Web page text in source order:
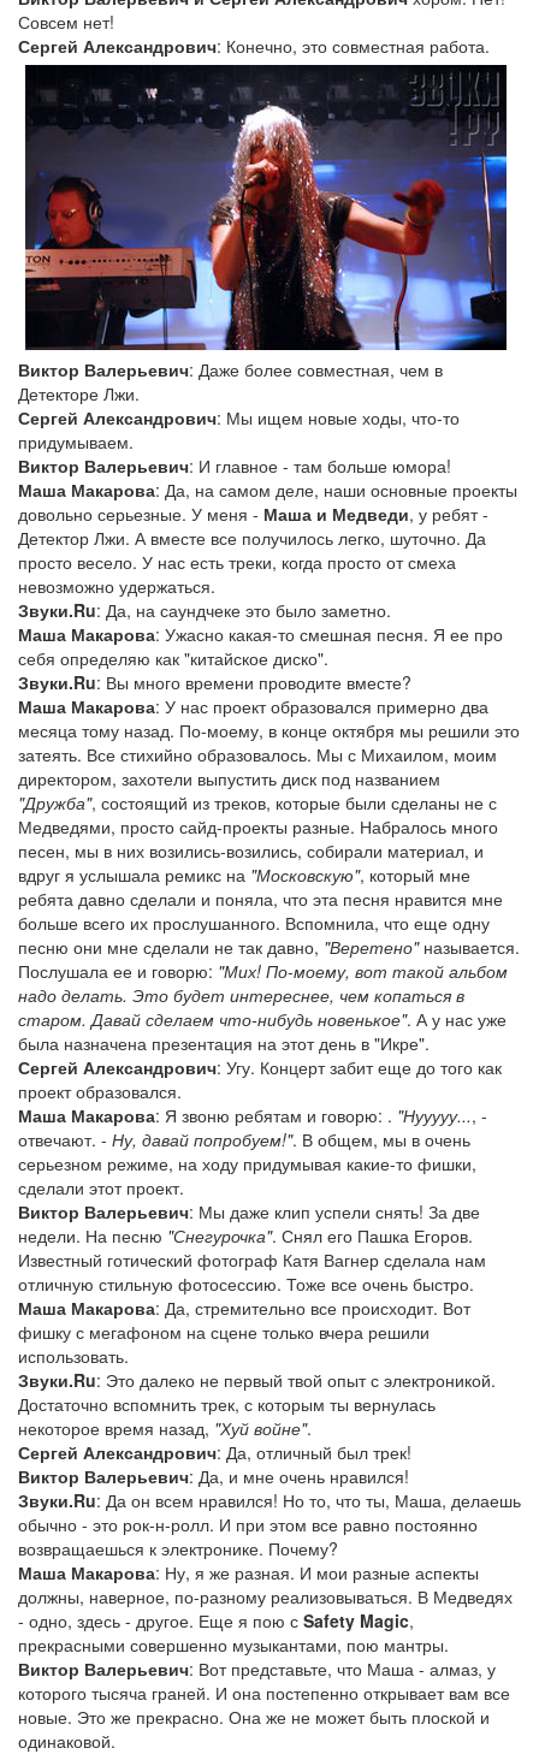
Совсем нет!
Сергей Александрович: Конечно, это совместная работа.
Виктор Валерьевич: Даже более совместная, чем в
Детекторе Лжи.
Сергей Александрович: Мы ищем новые ходы, что-то
придумываем.
Виктор Валерьевич: И главное - там больше юмора!
Маша Макарова: Да, на самом деле, наши основные проекты
довольно серьезные. У меня - Маша и Медведи, у ребят -
Детектор Лжи. А вместе все получилось легко, шуточно. Да
просто весело. У нас есть треки, когда просто от смеха
невозможно удержаться.
Звуки.Ru: Да, на саундчеке это было заметно.
Маша Макарова: Ужасно какая-то смешная песня. Я ее про
себя определяю как "китайское диско".
Звуки.Ru: Вы много времени проводите вместе?
Маша Макарова: У нас проект образовался примерно два
месяца тому назад. По-моему, в конце октября мы решили это
затеять. Все стихийно образовалось. Мы с Михаилом, моим
директором, захотели выпустить диск под названием
"Дружба", состоящий из треков, которые были сделаны не с
Медведями, просто сайд-проекты разные. Набралось много
песен, мы в них возились-возились, собирали материал, и
вдруг я услышала ремикс на "Московскую", который мне
ребята давно сделали и поняла, что эта песня нравится мне
больше всего их прослушанного. Вспомнила, что еще одну
песню они мне сделали не так давно, "Веретено"называется.
Послушала ее и говорю: "Мих! По-моему, вот такой альбом
надо делать. Это будет интереснее, чем копаться в
старом. Давай сделаем что-нибудь новенькое". А у нас уже
была назначена презентация на этот день в "Икре".
Сергей Александрович: Угу. Концерт забит еще до того как
проект образовался.
Маша Макарова: Я звоню ребятам и говорю: . "Нууууу..., -
отвечают. - Ну, давай попробуем!". В общем, мы в очень
серьезном режиме, на ходу придумывая какие-то фишки,
сделали этот проект.
Виктор Валерьевич: Мы даже клип успели снять! За две
недели. На песню "Снегурочка". Снял его Пашка Егоров.
Известный готический фотограф Катя Вагнер сделала нам
отличную стильную фотосессию. Тоже все очень быстро.
Маша Макарова: Да, стремительно все происходит. Вот
фишку с мегафоном на сцене только вчера решили
использовать.
Звуки.Ru: Это далеко не первый твой опыт с электроникой.
Достаточно вспомнить трек, с которым ты вернулась
некоторое время назад, "Хуй войне".
Сергей Александрович: Да, отличный был трек!
Виктор Валерьевич: Да, и мне очень нравился!
Звуки.Ru: Да он всем нравился! Но то, что ты, Маша, делаешь
обычно - это рок-н-ролл. И при этом все равно постоянно
возвращаешься к электронике. Почему?
Маша Макарова: Ну, я же разная. И мои разные аспекты
должны, наверное, по-разному реализовываться. В Медведях
- одно, здесь - другое. Еще я пою с Safety Magic,
прекрасными совершенно музыкантами, пою мантры.
Виктор Валерьевич: Вот представьте, что Маша - алмаз, у
которого тысяча граней. И она постепенно открывает вам все
новые. Это же прекрасно. Она же не может быть плоской и
одинаковой.